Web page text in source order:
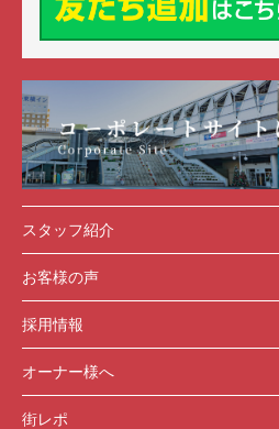
スタッフ紹介
お客様の声
採用情報
オーナー様へ
街レポ